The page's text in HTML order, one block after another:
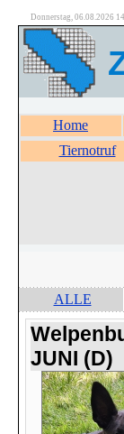
Donnerstag, 06.08.2026
Home
Tiernotruf
ALLE
JUNI (D)